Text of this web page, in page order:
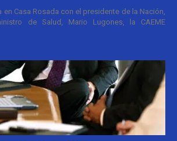
en Casa Rosada con el presidente de la Nación,
de Salud, Mario Lugones, la CAEME